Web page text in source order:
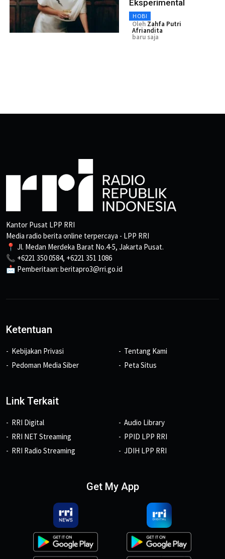
Eksperimental
HOBI
Oleh Zahfa Putri
Afriandita
baru saja
Kantor Pusat LPP RRI
Media radio berita online terpercaya - LPP RRI
📍 Jl. Medan Merdeka Barat No.4-5, Jakarta Pusat.
📞 +6221 350 0584, +6221 351 1086
📩 Pemberitaan: beritapro3@rri.go.id
Ketentuan
Kebijakan Privasi
Pedoman Media Siber
Tentang Kami
Peta Situs
Link Terkait
RRI Digital
RRI NET Streaming
RRI Radio Streaming
Audio Library
PPID LPP RRI
JDIH LPP RRI
Get My App